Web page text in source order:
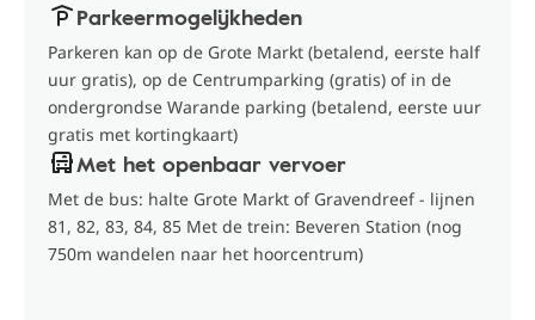
Parkeermogelijkheden
Parkeren kan op de Grote Markt (betalend, eerste half
uur gratis), op de Centrumparking (gratis) of in de
ondergrondse Warande parking (betalend, eerste uur
gratis met kortingkaart)
Met het openbaar vervoer
Met de bus: halte Grote Markt of Gravendreef - lijnen
81, 82, 83, 84, 85 Met de trein: Beveren Station (nog
750m wandelen naar het hoorcentrum)